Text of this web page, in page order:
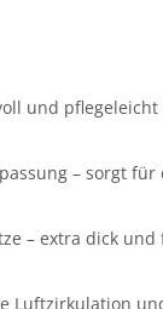
und
– sorgt
– extra dick
Luftzirkulation